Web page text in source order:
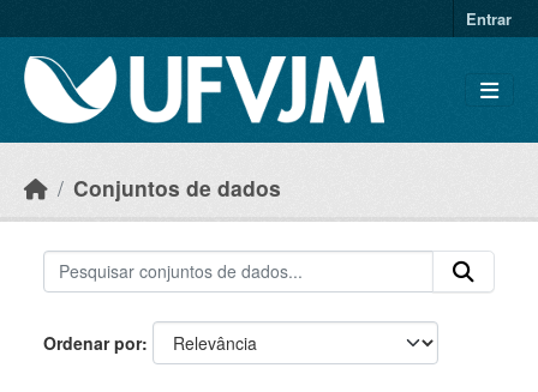
Entrar
Conjuntos de dados
Ordenar por